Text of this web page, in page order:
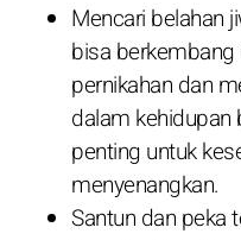
Mencari belahan
bisa
pernikahan dan
dalam kehidupan
penting untuk
menyenangkan.
Santun dan peka